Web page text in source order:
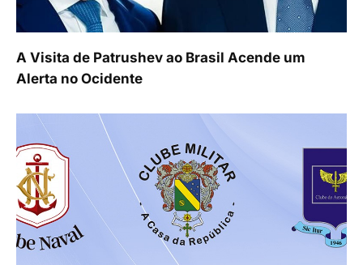
A Visita de Patrushev ao Brasil Acende um
Alerta no Ocidente